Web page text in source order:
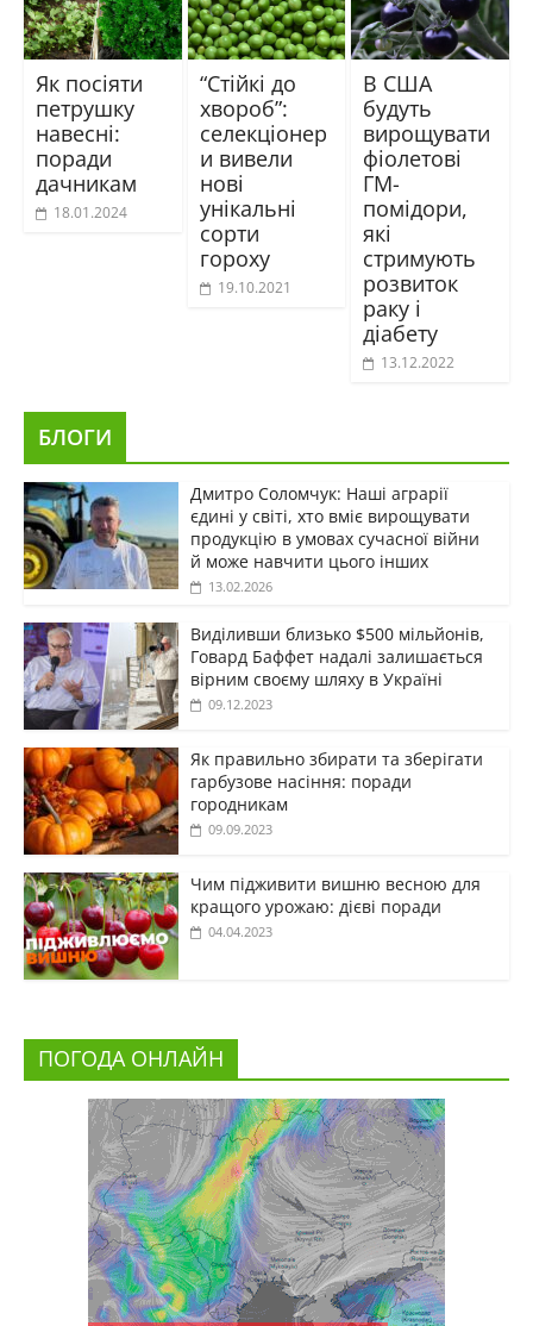
Як посіяти
петрушку
навесні:
поради
дачникам
18.01.2024
“Стійкі до
хвороб”:
селекціонер
и вивели
нові
унікальні
сорти
гороху
19.10.2021
В США
будуть
вирощувати
фіолетові
ГМ-
помідори,
які
стримують
розвиток
раку і
діабету
13.12.2022
БЛОГИ
Дмитро Соломчук: Наші аграрії
єдині у світі, хто вміє вирощувати
продукцію в умовах сучасної війни
й може навчити цього інших
13.02.2026
Виділивши близько $500 мільйонів,
Говард Баффет надалі залишається
вірним своєму шляху в Україні
09.12.2023
Як правильно збирати та зберігати
гарбузове насіння: поради
городникам
09.09.2023
Чим підживити вишню весною для
кращого урожаю: дієві поради
04.04.2023
ПОГОДА ОНЛАЙН